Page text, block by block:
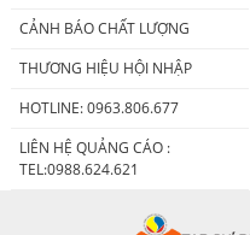
CẢNH BÁO CHẤT LƯỢNG
THƯƠNG HIỆU HỘI NHẬP
HOTLINE: 0963.806.677
LIÊN HỆ QUẢNG CÁO :
TEL:0988.624.621